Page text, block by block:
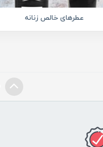
عطرهای خالص زنانه